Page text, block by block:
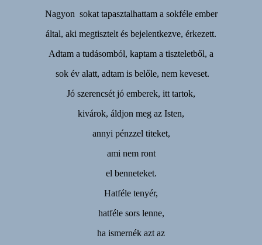
Nagyon sokat tapasztalhattam a sokféle ember
által, aki megtisztelt és bejelentkezve, érkezett.
Adtam a tudásomból, kaptam a tiszteletből, a
sok év alatt, adtam is belőle, nem keveset.
Jó szerencsét jó emberek, itt tartok,
kivárok, áldjon meg az Isten,
annyi pénzzel titeket,
ami nem ront
el benneteket.
Hatféle tenyér,
hatféle sors lenne,
ha ismernék azt az